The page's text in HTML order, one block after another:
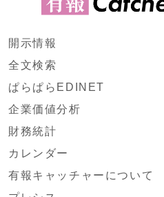
開示情報
全文検索
ぱらぱらEDINET
企業価値分析
財務統計
カレンダー
有報キャッチャーについて